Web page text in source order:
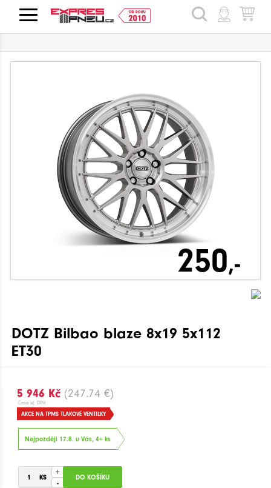
HLEDAT
250,-
DOTZ Bilbao blaze 8x19 5x112
ET30
5 946 Kč (247.74 €)
Cena vč. DPH
AKCE NA TPMS TLAKOVÉ VENTILKY
Nejpozději 17.8. u Vás, 4+ ks
+
-